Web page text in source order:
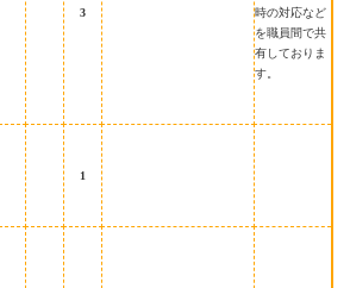
3
時の対応など
を職員間で共
有しておりま
す。
1